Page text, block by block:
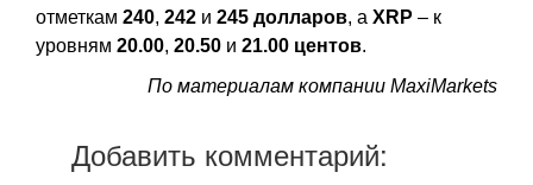
отметкам 240, 242 и 245 долларов, а XRP – к
уровням 20.00, 20.50 и 21.00 центов.
По материалам компании MaxiMarkets
Добавить комментарий: